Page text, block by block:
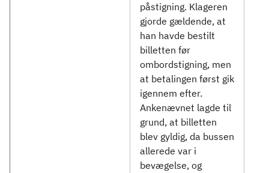
påstigning. Klageren
gjorde gældende, at
han havde bestilt
billetten før
ombordstigning, men
at betalingen først gik
igennem efter.
Ankenævnet lagde til
grund, at billetten
blev gyldig, da bussen
allerede var i
bevægelse, og